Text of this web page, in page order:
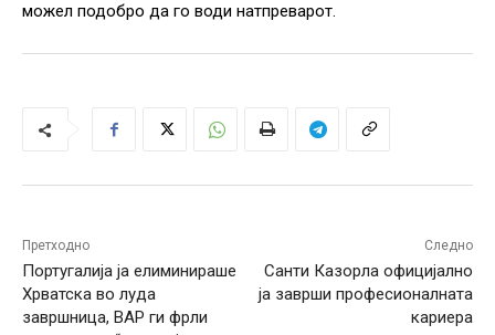
можел подобро да го води натпреварот.
Претходно
Португалија ја елиминираше
Хрватска во луда
завршница, ВАР ги фрли
Следно
Санти Казорла официјално
ја заврши професионалната
кариера